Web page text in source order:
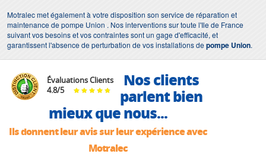
Motralec met également à votre disposition son service de réparation et
maintenance de pompe Union . Nos interventions sur toute l'Ile de France
suivant vos besoins et vos contraintes sont un gage d'efficacité, et
garantissent l'absence de perturbation de vos installations depompe Union.
Évaluations Clients
4.8/5
Nos clients
parlent bien
mieux que nous...
Ils donnent leur avis sur leur expérience avec
Motralec